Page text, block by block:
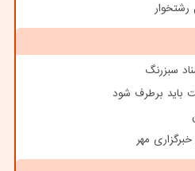
سبزرنگ
باید برطرف شود
مهر